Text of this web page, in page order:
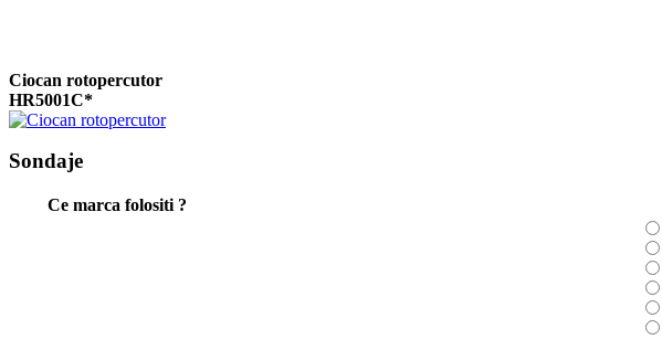
Ciocan rotopercutor
HR5001C*
CLESTE SFIC
TOPEX 160mm
Sondaje
Ce marca folositi ?